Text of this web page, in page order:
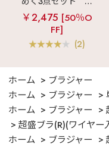
ルキー ショートパ
ンツ 3点セット
￥2,475 [50％O
FF]
(2)
ホーム
ブラジャー
ホーム
ブラジャー
ホーム
ブラジャー
超盛ブラ(R)(ワイヤー
ホーム
ブラジャー